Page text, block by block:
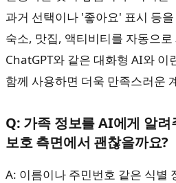
과거 선택이나 '좋아요' 표시 등
숙소, 맛집, 액티비티를 자동으
ChatGPT와 같은 대화형 AI와 이
함께 사용하면 더욱 만족스러운
Q: 가족 정보를 AI에게 알
보호 측면에서 괜찮을까요?
A: 이름이나 주민번호 같은 식별